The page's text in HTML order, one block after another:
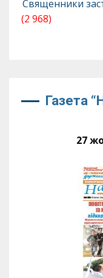
Священники
(2 968)
Газета
27